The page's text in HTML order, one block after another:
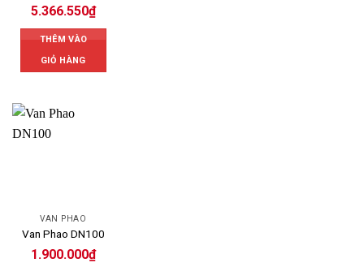
5.366.550₫
THÊM VÀO
GIỎ HÀNG
VAN PHAO
Van Phao DN100
1.900.000₫